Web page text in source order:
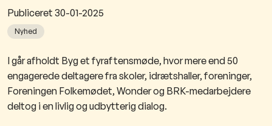
Publiceret 30-01-2025
Nyhed
​I går afholdt Byg et fyraftensmøde, hvor mere end 50
engagerede deltagere fra skoler, idrætshaller, foreninger,
Foreningen Folkemødet, Wonder og BRK-medarbejdere
deltog i en livlig og udbytterig dialog.